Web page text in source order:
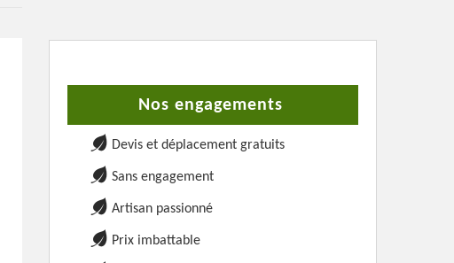
Nos engagements
Devis et déplacement gratuits
Sans engagement
Artisan passionné
Prix imbattable